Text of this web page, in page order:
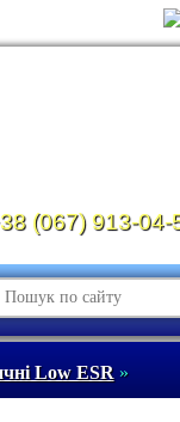
(067) 913-04-
Low ESR »